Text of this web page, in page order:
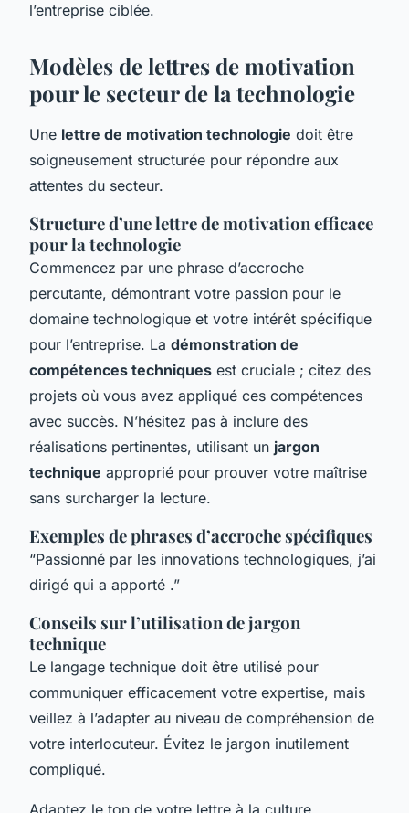
l’entreprise ciblée.
Modèles de lettres de motivation
pour le secteur de la technologie
Une lettre de motivation technologie doit être
soigneusement structurée pour répondre aux
attentes du secteur.
Structure d’une lettre de motivation efficace
pour la technologie
Commencez par une phrase d’accroche
percutante, démontrant votre passion pour le
domaine technologique et votre intérêt spécifique
pour l’entreprise. La démonstration de
compétences techniques est cruciale ; citez des
projets où vous avez appliqué ces compétences
avec succès. N’hésitez pas à inclure des
réalisations pertinentes, utilisant un jargon
technique approprié pour prouver votre maîtrise
sans surcharger la lecture.
Exemples de phrases d’accroche spécifiques
“Passionné par les innovations technologiques, j’ai
dirigé qui a apporté .”
Conseils sur l’utilisation de jargon
technique
Le langage technique doit être utilisé pour
communiquer efficacement votre expertise, mais
veillez à l’adapter au niveau de compréhension de
votre interlocuteur. Évitez le jargon inutilement
compliqué.